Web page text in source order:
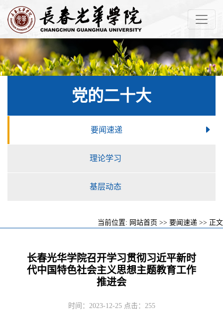
党的二十大
要闻速递
理论学习
基层动态
当前位置: 网站首页 >> 要闻速递 >> 正文
长春光华学院召开学习贯彻习近平新时
代中国特色社会主义思想主题教育工作
推进会
时间：2023-12-25 点击： 255